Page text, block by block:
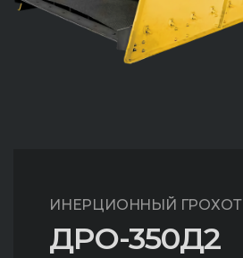
ИНЕРЦИОННЫЙ ГРОХОТ
ДРО-350Д2